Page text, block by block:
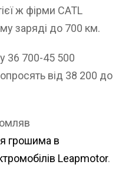
ж фірми CATL
заряді до 700 км.
36 700-45 500
від 38 200 до
грошима в
Leapmotor.